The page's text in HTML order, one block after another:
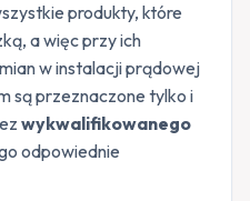
produkty, które
a więc przy ich
w instalacji prądowej
są przeznaczone tylko i
wykwalifikowanego
odpowiednie